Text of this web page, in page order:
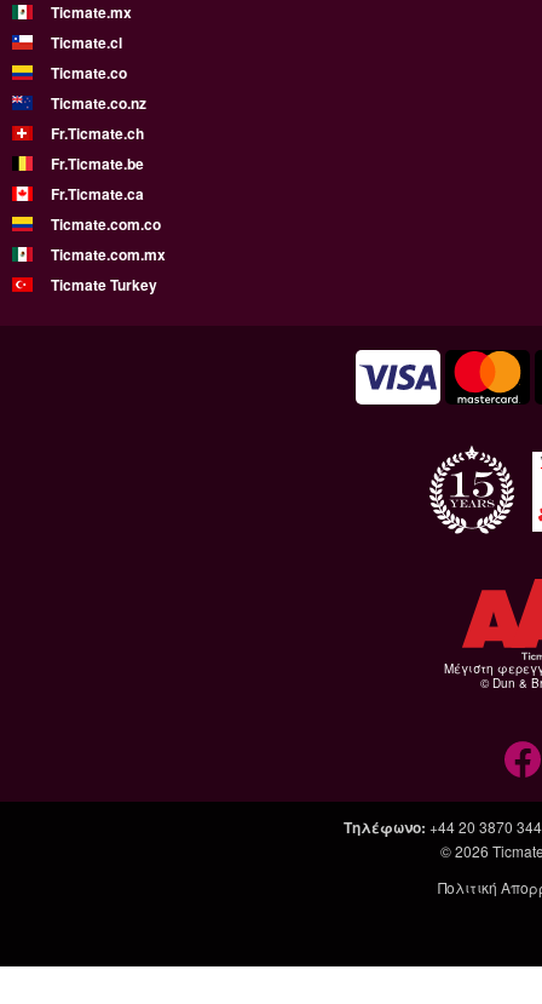
Ticmate.mx
Ticmate.cl
Ticmate.co
Ticmate.co.nz
Fr.Ticmate.ch
Fr.Ticmate.be
Fr.Ticmate.ca
Ticmate.com.co
Ticmate.com.mx
Ticmate Turkey
Μέγιστη
© Dun &
Τηλέφωνο: +44 20 3870
© 2026
Πολιτική